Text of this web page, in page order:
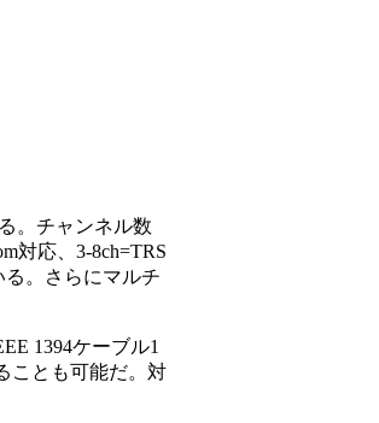
。チャンネル数
対応、3-8ch=TRS
。さらにマルチ
1394ケーブル1
ことも可能だ。対